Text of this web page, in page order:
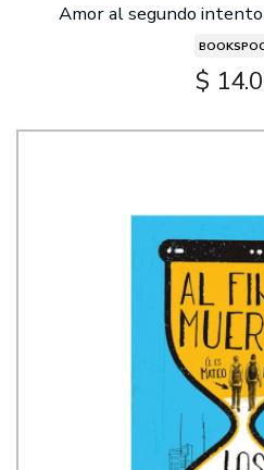
Amor al segundo
$